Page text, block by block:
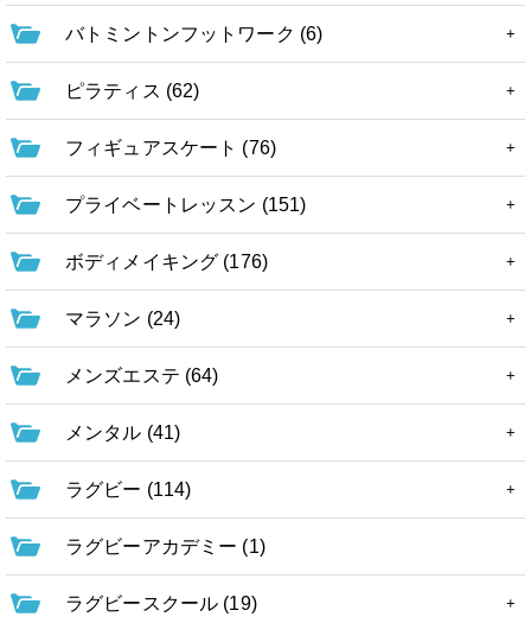
バトミントンフットワーク (6)
ピラティス (62)
フィギュアスケート (76)
プライベートレッスン (151)
ボディメイキング (176)
マラソン (24)
メンズエステ (64)
メンタル (41)
ラグビー (114)
ラグビーアカデミー (1)
ラグビースクール (19)